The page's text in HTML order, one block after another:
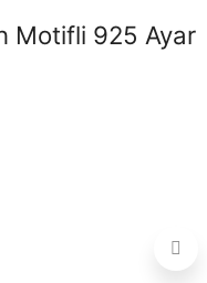
Motifli 925 Ayar